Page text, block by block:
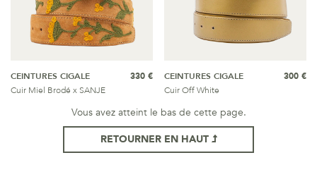
CEINTURES CIGALE
Cuir Miel Brodé x SANJE
330 €
CEINTURES CIGALE
Cuir Off White
300 €
Vous avez atteint le bas de cette page.
RETOURNER EN HAUT